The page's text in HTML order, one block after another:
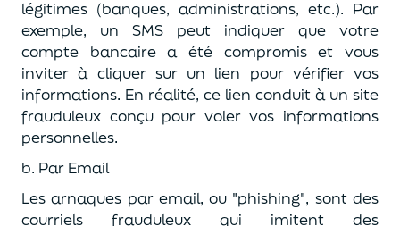
légitimes (banques, administrations, etc.). Par
exemple, un SMS peut indiquer que votre
compte bancaire a été compromis et vous
inviter à cliquer sur un lien pour vérifier vos
informations. En réalité, ce lien conduit à un site
frauduleux conçu pour voler vos informations
personnelles.
b. Par Email
Les arnaques par email, ou "phishing", sont des
courriels frauduleux qui imitent des